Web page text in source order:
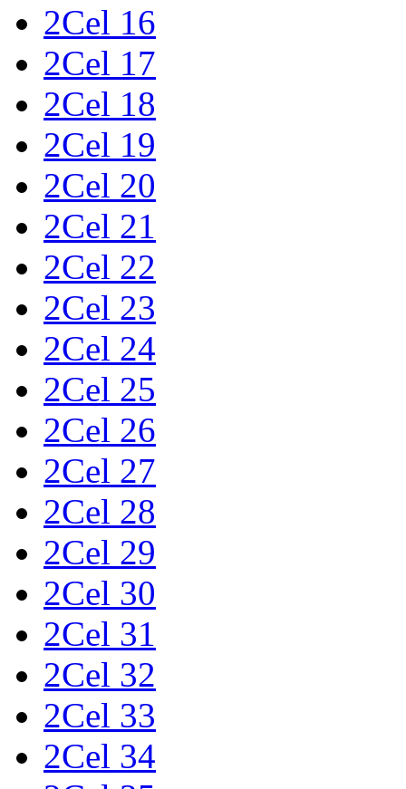
2Cel 16
2Cel 17
2Cel 18
2Cel 19
2Cel 20
2Cel 21
2Cel 22
2Cel 23
2Cel 24
2Cel 25
2Cel 26
2Cel 27
2Cel 28
2Cel 29
2Cel 30
2Cel 31
2Cel 32
2Cel 33
2Cel 34